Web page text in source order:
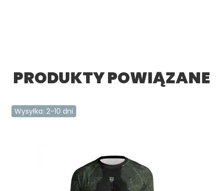
PRODUKTY POWIĄZANE
Wysyłka: 2-10 dni